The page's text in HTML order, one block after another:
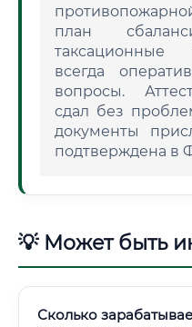
план
таксационные
всегда
вопросы.
сдал без
документы
подтверждена
💡 Может быть
Сколько